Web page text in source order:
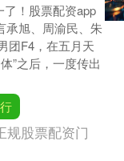
了！股票配资app
承旭、周渝民、朱
团F4，在五月天
”之后，一度传出
规股票配资门